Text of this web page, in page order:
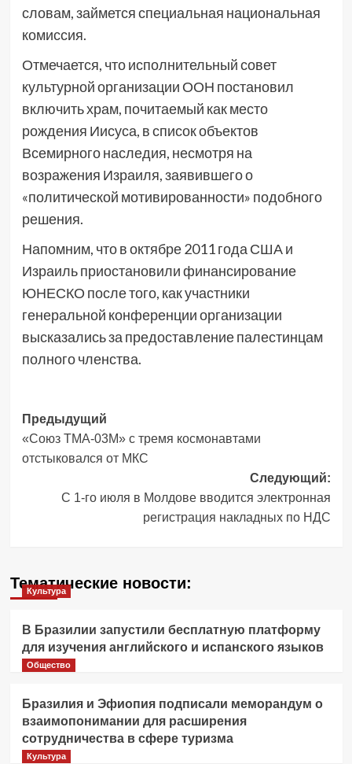
словам, займется специальная национальная
комиссия.
Отмечается, что исполнительный совет
культурной организации ООН постановил
включить храм, почитаемый как место
рождения Иисуса, в список объектов
Всемирного наследия, несмотря на
возражения Израиля, заявившего о
«политической мотивированности» подобного
решения.
Напомним, что в октябре 2011 года США и
Израиль приостановили финансирование
ЮНЕСКО после того, как участники
генеральной конференции организации
высказались за предоставление палестинцам
полного членства.
Навигация
записи
Предыдущий
«Союз ТМА-03М» с тремя космонавтами
отстыковался от МКС
Следующий:
C 1-го июля в Молдове вводится электронная
регистрация накладных по НДС
Тематические новости:
Культура
В Бразилии запустили бесплатную платформу
для изучения английского и испанского языков
Общество
Бразилия и Эфиопия подписали меморандум о
взаимопонимании для расширения
сотрудничества в сфере туризма
Культура